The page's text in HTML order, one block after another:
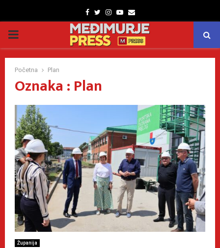
Facebook
TwitterInstagram
Youtube
Email
PRIMARY
MENU
Početna Plan
Oznaka : Plan
Županija